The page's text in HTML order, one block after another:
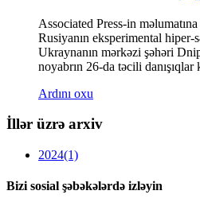
Associated Press-in
Rusiyanın eksperimental
Ukraynanın mərkəzi şəhəri
noyabrın 26-da təcili danışıqlar
Ardını oxu
İllər üzrə arxiv
2024(1)
Bizi sosial şəbəkələrdə izləyin